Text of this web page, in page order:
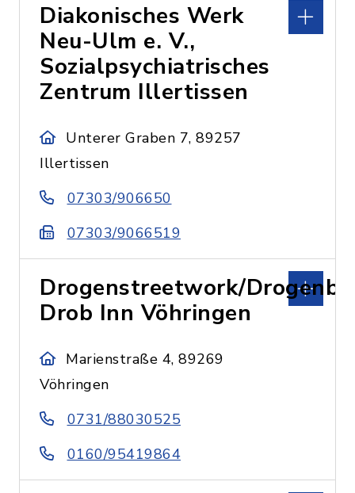
Diakonisches Werk
Neu-Ulm e. V.,
Sozialpsychiatrisches
Zentrum Illertissen
Unterer Graben 7, 89257
Illertissen
07303/906650
07303/9066519
Drogenstreetwork/
Drob Inn Vöhringen
Marienstraße 4, 89269
Vöhringen
0731/88030525
0160/95419864